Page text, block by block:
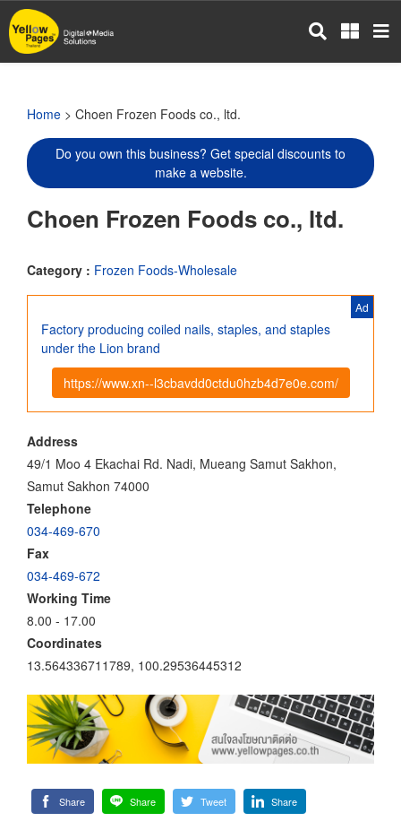
Skip
to
main
Home > Choen Frozen Foods co., ltd.
Do you own this business? Get special discounts to
make a website.
Choen Frozen Foods co., ltd.
Category : Frozen Foods-Wholesale
Ad
Factory producing coiled nails, staples, and staples
under the Lion brand
https://www.xn--l3cbavdd0ctdu0hzb4d7e0e.com/
Address
49/1 Moo 4 Ekachai Rd. Nadi, Mueang Samut Sakhon,
Samut Sakhon 74000
Telephone
034-469-670
Fax
034-469-672
Working Time
8.00 - 17.00
Coordinates
13.564336711789, 100.29536445312
Share Share Tweet Share